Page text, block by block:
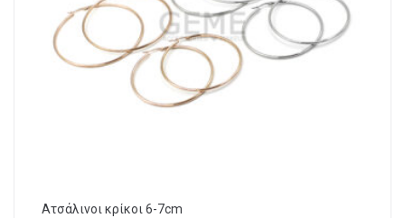
Ατσάλινοι κρίκοι 6-7cm